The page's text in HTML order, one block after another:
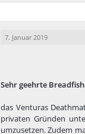
7. Januar 2019
Sehr geehrte
das Venturas
privaten Gründen
umzusetzen. Zudem